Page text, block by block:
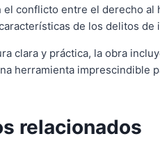
el conflicto entre el derecho
de los delitos
clara y práctica, la obra
herramienta imprescindible
relacionados